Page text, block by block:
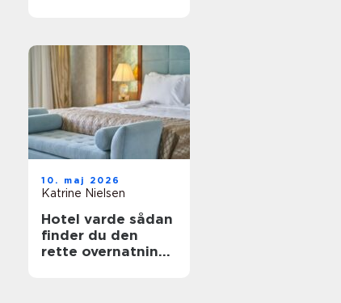
10. maj 2026
Katrine Nielsen
Hotel varde sådan
finder du den
rette overnatning